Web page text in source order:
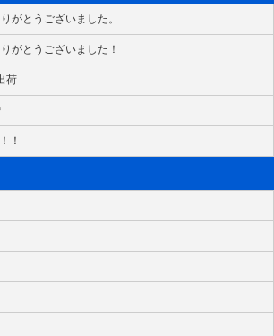
がとうございました。
がとうございました！
荷
！